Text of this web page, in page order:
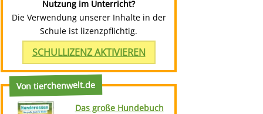
Nutzung im Unterricht?
Die Verwendung unserer Inhalte in der
Schule ist lizenzpflichtig.
SCHULLIZENZ AKTIVIEREN
Von tierchenwelt.de
Das große Hundebuch